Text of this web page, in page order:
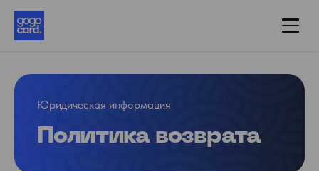
Юридическая информация
Политика возврата